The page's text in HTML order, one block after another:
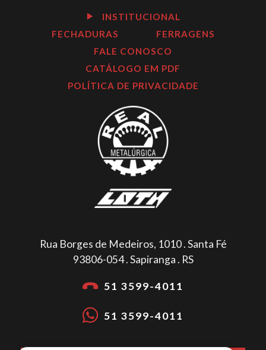
INSTITUCIONAL
FECHADURAS
FERRAGENS
FALE CONOSCO
CATÁLOGO EM PDF
POLÍTICA DE PRIVACIDADE
Rua Borges de Medeiros, 1010 . Santa Fé
93806-054 . Sapiranga . RS
51 3599-4011
51 3599-4011